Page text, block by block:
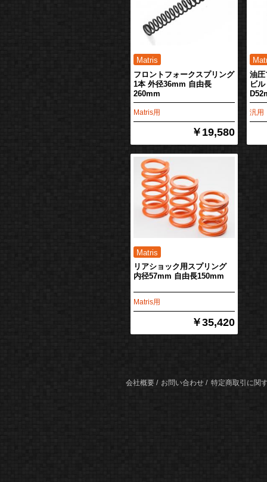
フロントフォークスプリング
1本 外径36mm 自由長
260mm
Matris用
￥19,580
油圧
ビ
汎用
リアショック用スプリング
内径57mm 自由長150mm
Matris用
￥35,420
会社概要 お問い合わせ 特定商取引に関